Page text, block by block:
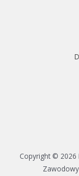
Copyright © 2026